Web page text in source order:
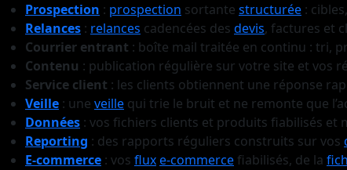
Prospection : prospection sortante structurée :
Relances : relances cadencées des devis, factures et
Courrier entrant : boîte mail traitée en continu : tri,
Contenu : publication régulière sur votre site et vos
Service client : les clients obtiennent une réponse
Veille : une veille qui trie le bruit et ne remonte que
Données : vos fichiers clients et produits fiabilisés et
Reporting : des rapports réguliers construits sur vos
E-commerce : vos fluxe-commerce fiabilisés, de la